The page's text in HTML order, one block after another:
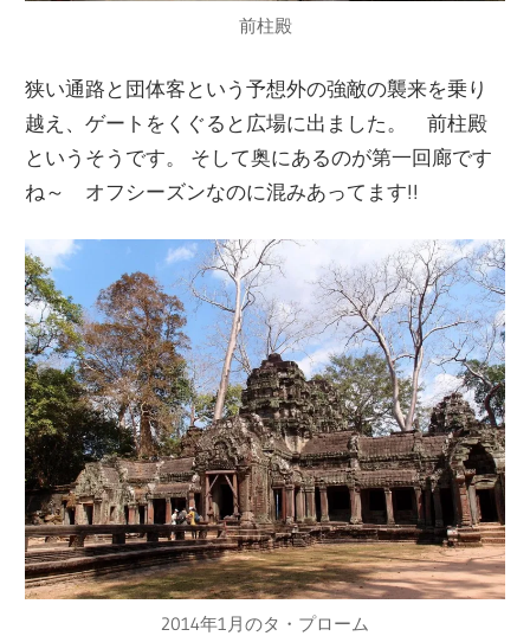
前柱殿
狭い通路と団体客という予想外の強敵の襲来を乗り
越え、ゲートをくぐると広場に出ました。 前柱殿
というそうです。 そして奥にあるのが第一回廊です
ね～ オフシーズンなのに混みあってます!!
2014年1月のタ・プローム